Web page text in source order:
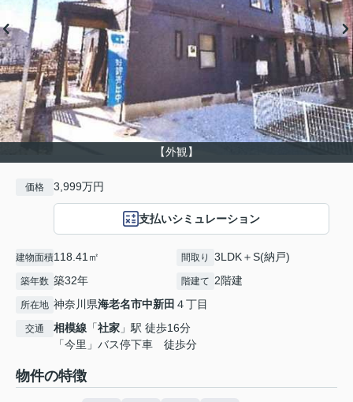
【外観】
価格 3,999万円
支払いシミュレーション
建物面積118.41㎡ 間取り 3LDK＋S(納戸)
築年数 築32年 階建て 2階建
所在地 神奈川県海老名市中新田 ４丁目
交通 相模線 「社家 」駅 徒歩16分
「今里」バス停下車 徒歩分
物件の特徴